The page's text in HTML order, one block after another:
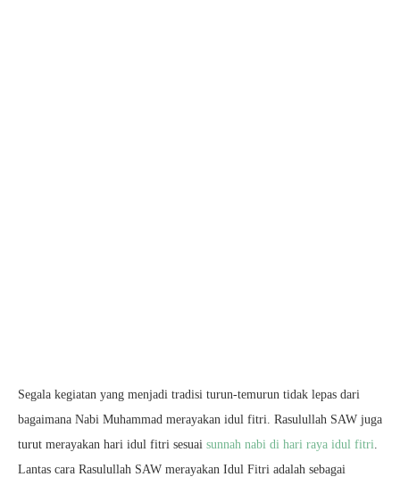
Segala kegiatan yang menjadi tradisi turun-temurun tidak lepas dari
bagaimana Nabi Muhammad merayakan idul fitri. Rasulullah SAW juga
turut merayakan hari idul fitri sesuai sunnah nabi di hari raya idul fitri.
Lantas cara Rasulullah SAW merayakan Idul Fitri adalah sebagai